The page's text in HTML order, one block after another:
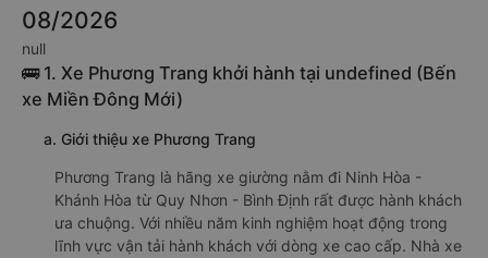
08/2026
null
🚌 1. Xe Phương Trang khởi hành tại undefined (Bến
xe Miền Đông Mới)
a. Giới thiệu xe Phương Trang
Phương Trang là hãng xe giường nằm đi Ninh Hòa -
Khánh Hòa từ Quy Nhơn - Bình Định rất được hành khách
ưa chuộng. Với nhiều năm kinh nghiệm hoạt động trong
lĩnh vực vận tải hành khách với dòng xe cao cấp. Nhà xe